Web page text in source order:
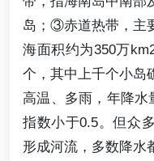
岛；③赤道热带，主
海面积约为350万
个，其中上千个小岛
高温、多雨，年降水
指数小于0.5。但众
形成河流，多数降水